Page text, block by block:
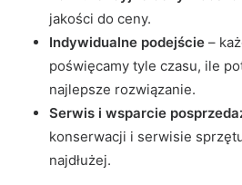
jakości do ceny.
Indywidualne podejście –
poświęcamy tyle czasu, ile
najlepsze rozwiązanie.
Serwis i wsparcie
konserwacji i serwisie
najdłużej.